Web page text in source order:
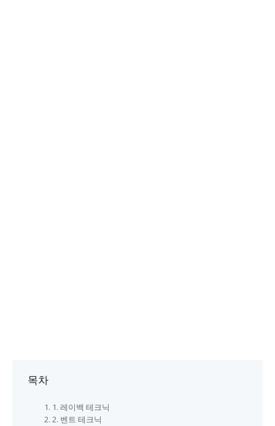
목차
1. 레이백 테크닉
2. 벤트 테크닉